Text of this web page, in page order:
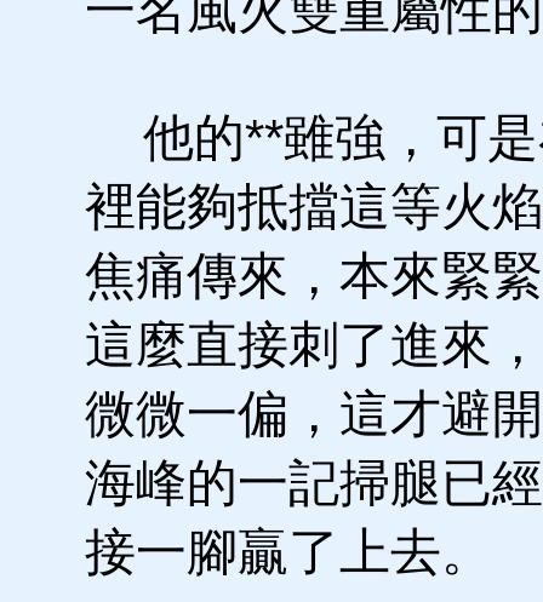
他的**雖強，可是
裡能夠抵擋這等火
焦痛傳來，本來緊
這麼直接刺了進來
微微一偏，這才避
海峰的一記掃腿已
接一腳贏了上去。